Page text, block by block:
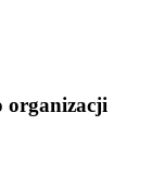
organizacji